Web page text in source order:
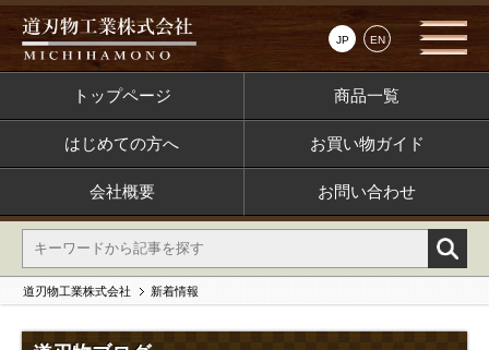
JP EN
トップページ 商品一覧
はじめての方へ お買い物ガイド
会社概要 お問い合わせ
道刃物工業株式会社 新着情報